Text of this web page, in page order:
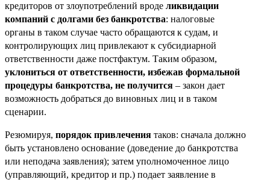
кредиторов от злоупотреблений вроде ликвидации
компаний с долгами без банкротства: налоговые
органы в таком случае часто обращаются к судам, и
контролирующих лиц привлекают к субсидиарной
ответственности даже постфактум. Таким образом,
уклониться от ответственности, избежав формальной
процедуры банкротства, не получится – закон дает
возможность добраться до виновных лиц и в таком
сценарии.
Резюмируя, порядок привлечения таков: сначала должно
быть установлено основание (доведение до банкротства
или неподача заявления); затем уполномоченное лицо
(управляющий, кредитор и пр.) подает заявление в